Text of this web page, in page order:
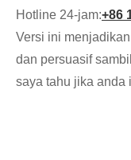
Hotline 24-jam:+86
Versi ini
dan persuasif
saya tahu jika anda